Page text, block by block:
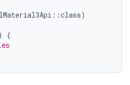
::class)
{